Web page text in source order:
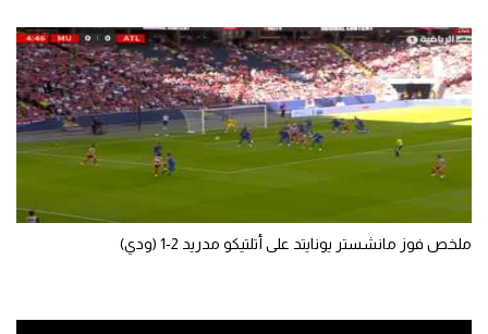
أقسام خاصة
Gamers
ميركاتو
تحقيق في الجول
تقرير في الجول
تحليل في الجول
كويز في الجول
ملخص فوز مانشستر يونايتد على أتلتيكو مدريد 2-1 (ودي)